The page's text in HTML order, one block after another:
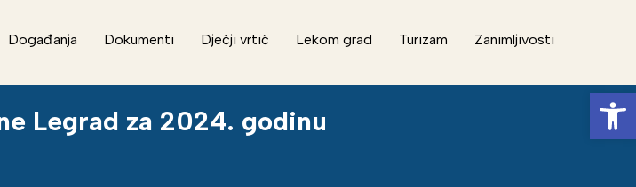
Događanja Dokumenti Dječji vrtić Lekom grad Turizam
Zanimljivosti
Legrad za 2024. godinu